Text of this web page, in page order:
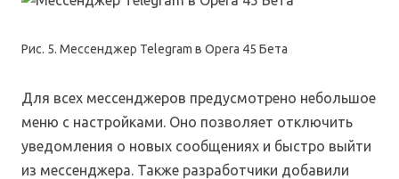
Рис. 5. Мессенджер Telegram в Opera 45 Бета
Для всех мессенджеров предусмотрено небольшое
меню с настройками. Оно позволяет отключить
уведомления о новых сообщениях и быстро выйти
из мессенджера. Также разработчики добавили